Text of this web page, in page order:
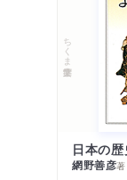
ちくま学芸文庫
日本の歴
網野善彦著